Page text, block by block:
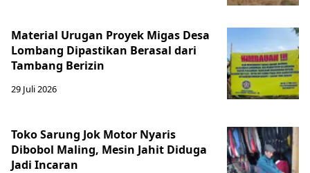
Material Urugan Proyek Migas Desa
Lombang Dipastikan Berasal dari
Tambang Berizin
29 Juli 2026
Toko Sarung Jok Motor Nyaris
Dibobol Maling, Mesin Jahit Diduga
Jadi Incaran